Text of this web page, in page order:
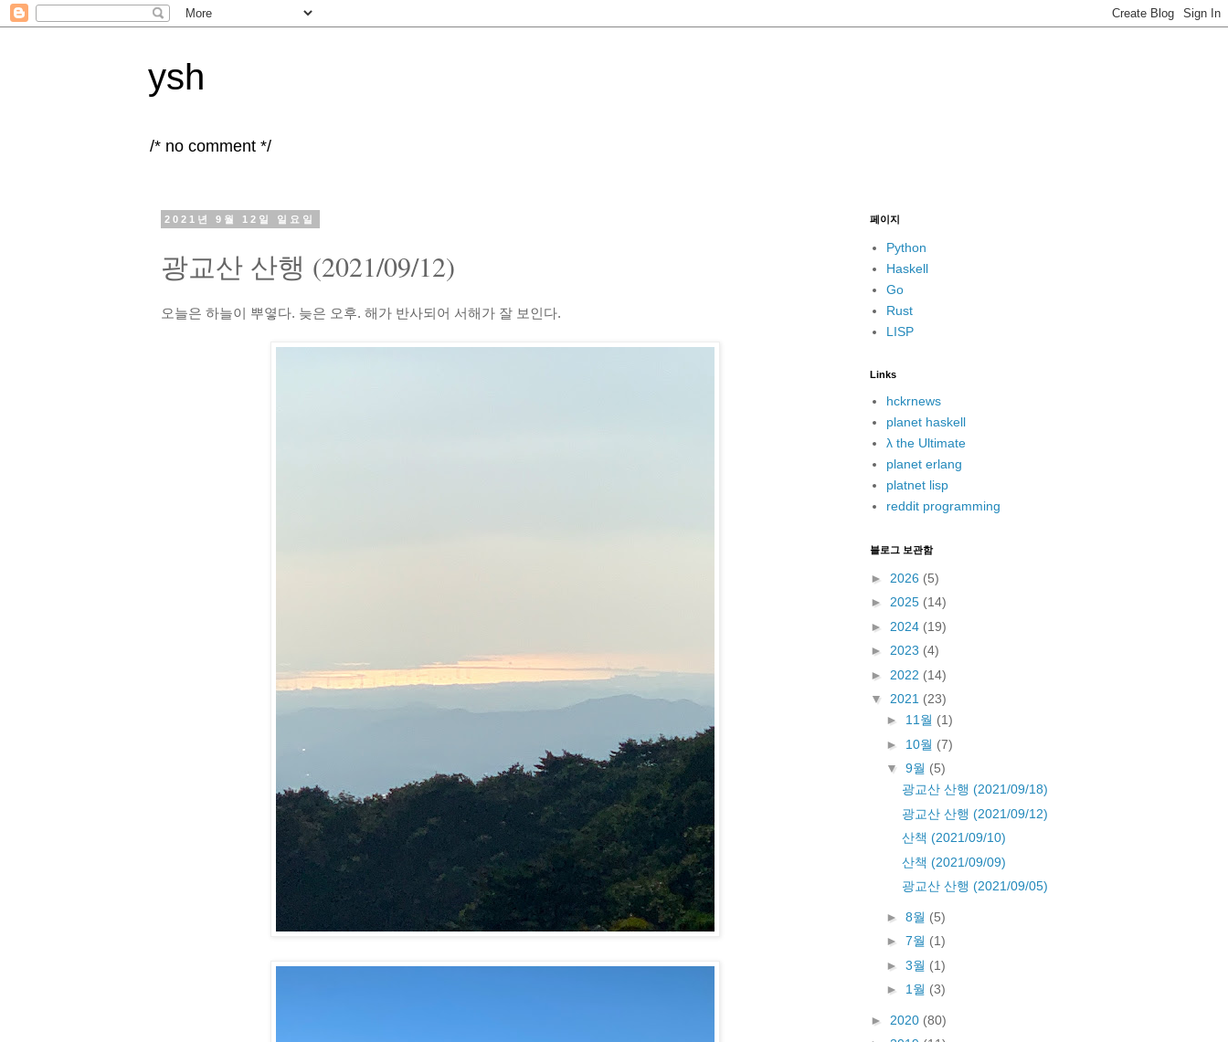
ysh
/* no comment */
2021년 9월 12일 일요일
광교산 산행 (2021/09/12)
오늘은 하늘이 뿌옇다. 늦은 오후. 해가 반사되어 서해가 잘 보인다.
페이지
Python
Haskell
Go
Rust
LISP
Links
hckrnews
planet haskell
λ the Ultimate
planet erlang
platnet lisp
reddit programming
블로그 보관함
► 2026 (5)
► 2025 (14)
► 2024 (19)
► 2023 (4)
► 2022 (14)
▼ 2021 (23)
► 11월 (1)
► 10월 (7)
▼ 9월 (5)
광교산 산행 (2021/09/18)
광교산 산행 (2021/09/12)
산책 (2021/09/10)
산책 (2021/09/09)
광교산 산행 (2021/09/05)
► 8월 (5)
► 7월 (1)
► 3월 (1)
► 1월 (3)
► 2020 (80)